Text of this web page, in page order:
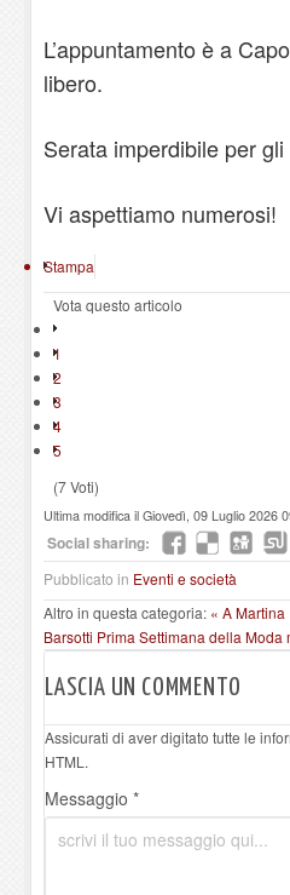
L’appuntamento è a
libero.
Serata imperdibile per
Vi aspettiamo numerosi!
Stampa
Vota questo articolo
1
2
3
4
5
(7 Voti)
Ultima modifica il Giovedì, 09 Luglio 2026
Social sharing:
Pubblicato in Eventi e società
Altro in questa categoria: « A
Barsotti Prima Settimana della
LASCIA UN COMMENTO
Assicurati di aver digitato tutte le
HTML.
Messaggio *